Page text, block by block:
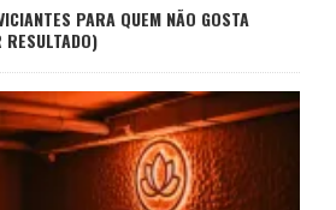
PARA QUEM NÃO GOSTA
RESULTADO)